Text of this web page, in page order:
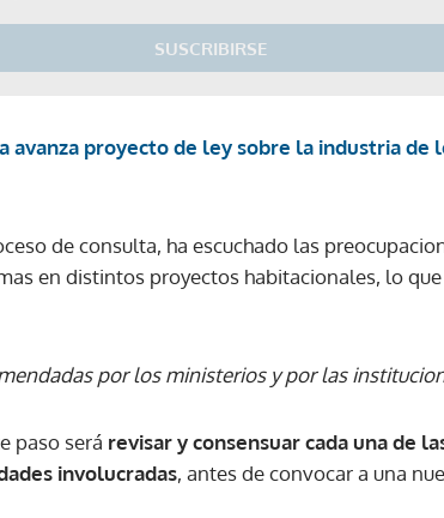
SUSCRIBIRSE
Gracias por suscribirte a nuestro boletín.
avanza proyecto de ley sobre la industria de
de consulta, ha escuchado las
en distintos proyectos habitacionales, lo
por los ministerios y por las
paso será revisar y consensuar cada una de
involucradas, antes de convocar a una